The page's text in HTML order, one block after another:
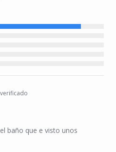
2025
totalmente
baño que e visto unos